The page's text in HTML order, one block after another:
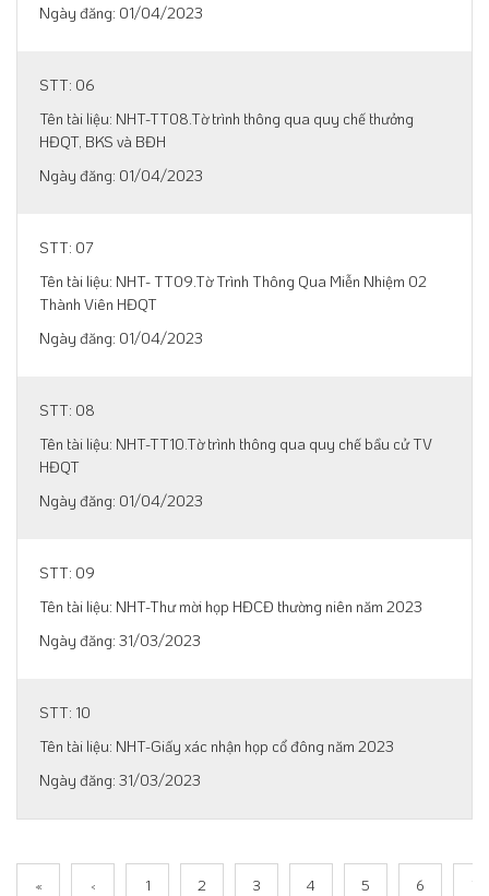
01/04/2023
06
NHT-TT08.Tờ trình thông qua quy chế thưởng
HĐQT, BKS và BĐH
01/04/2023
07
NHT- TT09.Tờ Trình Thông Qua Miễn Nhiệm 02
Thành Viên HĐQT
01/04/2023
08
NHT-TT10.Tờ trình thông qua quy chế bầu cử TV
HĐQT
01/04/2023
09
NHT-Thư mời họp HĐCĐ thường niên năm 2023
31/03/2023
10
NHT-Giấy xác nhận họp cổ đông năm 2023
31/03/2023
« ‹ 1 2 3 4 5 6 7